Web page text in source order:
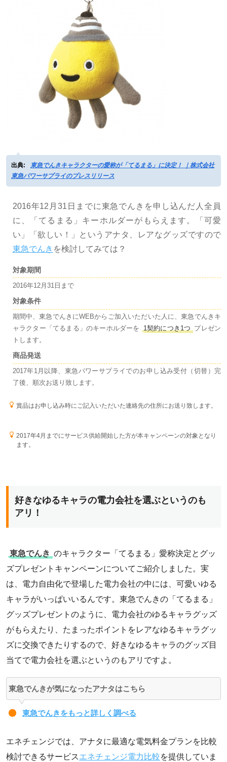
出典:
東急でんきキャラクターの愛称が「てるまる」に決定！ ｜株式会社
東急パワーサプライのプレスリリース
2016年12月31日までに東急でんきを申し込んだ人全員
に、「てるまる」キーホルダーがもらえます。「可愛
い」「欲しい！」というアナタ、レアなグッズですので
東急でんき を検討してみては？
対象期間
2016年12月31日まで
対象条件
期間中、東急でんきにWEBからご加入いただいた人に、東急でんきキ
ャラクター「てるまる」のキーホルダーを
1契約につき1つ プレゼン
トします。
商品発送
2017年1月以降、東急パワーサプライでのお申し込み受付（切替）完
了後、順次お送り致します。
賞品はお申し込み時にご記入いただいた連絡先の住所にお送り致します。
2017年4月までにサービス供給開始した方が本キャンペーンの対象となり
ます。
好きなゆるキャラの電力会社を選ぶというのも
アリ！
東急でんき のキャラクター「てるまる」愛称決定とグッ
ズプレゼントキャンペーンについてご紹介しました。実
は、電力自由化で登場した電力会社の中には、可愛いゆる
キャラがいっぱいいるんです。東急でんきの「てるまる」
グッズプレゼントのように、電力会社のゆるキャラグッズ
がもらえたり、たまったポイントをレアなゆるキャラグッ
ズに交換できたりするので、好きなゆるキャラのグッズ目
当てで電力会社を選ぶというのもアリですよ。
東急でんきが気になったアナタはこちら
東急でんきをもっと詳しく調べる
エネチェンジでは、アナタに最適な電気料金プランを比較
検討できるサービスエネチェンジ電力比較を提供していま